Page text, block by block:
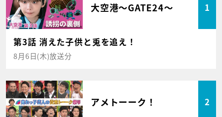
大空港～GATE24～ 1
第3話 消えた子供と兎を追え！
8月6日(木)放送分
アメトーーク！ 2